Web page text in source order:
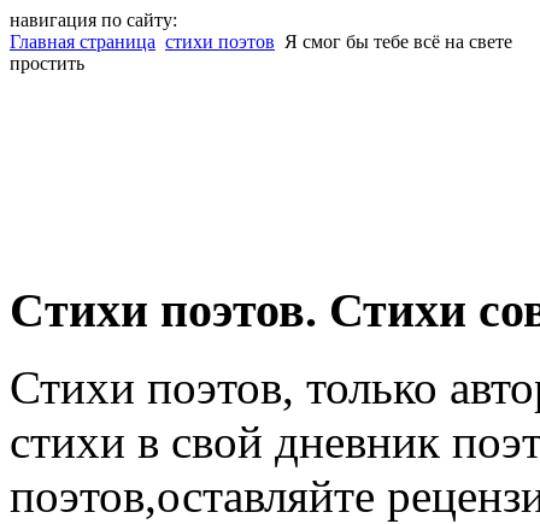
навигация по сайту:
Главная страница стихи поэтов Я смог бы тебе всё на свете
простить
Cтихи поэтов. Стихи
Стихи поэтов, только
стихи в свой дневник
поэтов,оставляйте